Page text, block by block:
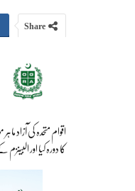
Share
کا دورہ کیا اور